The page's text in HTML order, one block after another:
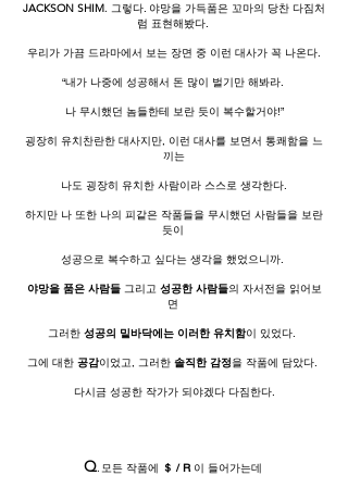
JACKSON SHIM. 그렇다. 야망을 가득품은 꼬마의 당찬 다짐처
럼 표현해봤다.
우리가 가끔 드라마에서 보는 장면 중 이런 대사가 꼭 나온다.
“내가 나중에 성공해서 돈 많이 벌기만 해봐라.
나 무시했던 놈들한테 보란 듯이 복수할거야!”
굉장히 유치찬란한 대사지만, 이런 대사를 보면서 통쾌함을 느
끼는
나도 굉장히 유치한 사람이라 스스로 생각한다.
하지만 나 또한 나의 피같은 작품들을 무시했던 사람들을 보란
듯이
성공으로 복수하고 싶다는 생각을 했었으니까.
야망을 품은 사람들 그리고 성공한 사람들의 자서전을 읽어보
면
그러한 성공의 밑바닥에는 이러한 유치함이 있었다.
그에 대한 공감이었고, 그러한 솔직한 감정을 작품에 담았다.
다시금 성공한 작가가 되야겠다 다짐한다.
Q. 모든 작품에 ＄ / R이 들어가는데